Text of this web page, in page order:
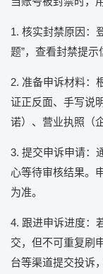
1. 核实封禁原因：
题”，查看封禁提示
2. 准备申诉材料：
证正反面、手写说
诺）、营业执照（
3. 提交申诉申请：
心等待审核结果。
为准。
4. 跟进申诉进度：
交，但不可重复刷
台等渠道提交投诉